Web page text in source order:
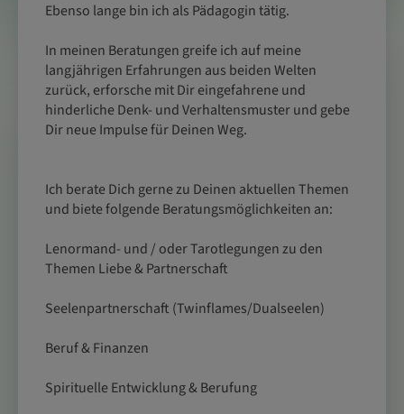
Ebenso lange bin ich als Pädagogin tätig.
In meinen Beratungen greife ich auf meine
langjährigen Erfahrungen aus beiden Welten
zurück, erforsche mit Dir eingefahrene und
hinderliche Denk- und Verhaltensmuster und gebe
Dir neue Impulse für Deinen Weg.
Ich berate Dich gerne zu Deinen aktuellen Themen
und biete folgende Beratungsmöglichkeiten an:
Lenormand- und / oder Tarotlegungen zu den
Themen Liebe & Partnerschaft
Seelenpartnerschaft (Twinflames/Dualseelen)
Beruf & Finanzen
Spirituelle Entwicklung & Berufung